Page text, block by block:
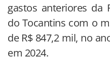
gastos anteriores da
do Tocantins com o
de R$ 847,2 mil, no
em 2024.